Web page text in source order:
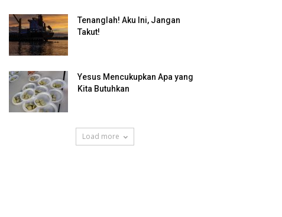
Tenanglah! Aku Ini, Jangan
Takut!
Yesus Mencukupkan Apa yang
Kita Butuhkan
Load more